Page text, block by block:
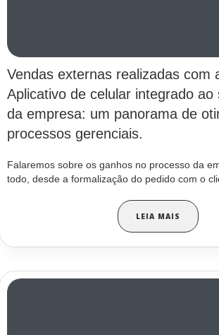
Vendas externas realizadas com
Aplicativo de celular integrado ao
da empresa: um panorama de
processos gerenciais.
Falaremos sobre os ganhos no processo da
todo, desde a formalização do pedido com o
LEIA MAIS